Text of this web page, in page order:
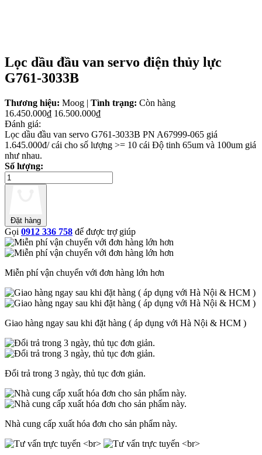
Lọc dầu đầu van servo điện thủy lực
G761-3033B
Thương hiệu: Moog | Tình trạng: Còn hàng
16.450.000₫ 16.500.000₫
Đánh giá:
Lọc dầu đầu van servo G761-3033B PN A67999-065 giá
1.645.000đ/ cái cho số lượng >= 10 cái Độ tinh 65um và 100um giá
như nhau.
Số lượng:
Đặt hàng
Gọi 0912 336 758 để được trợ giúp
Miễn phí vận chuyển với đơn hàng lớn hơn
Giao hàng ngay sau khi đặt hàng ( áp dụng với Hà Nội & HCM )
Đổi trả trong 3 ngày, thủ tục đơn giản.
Nhà cung cấp xuất hóa đơn cho sản phẩm này.